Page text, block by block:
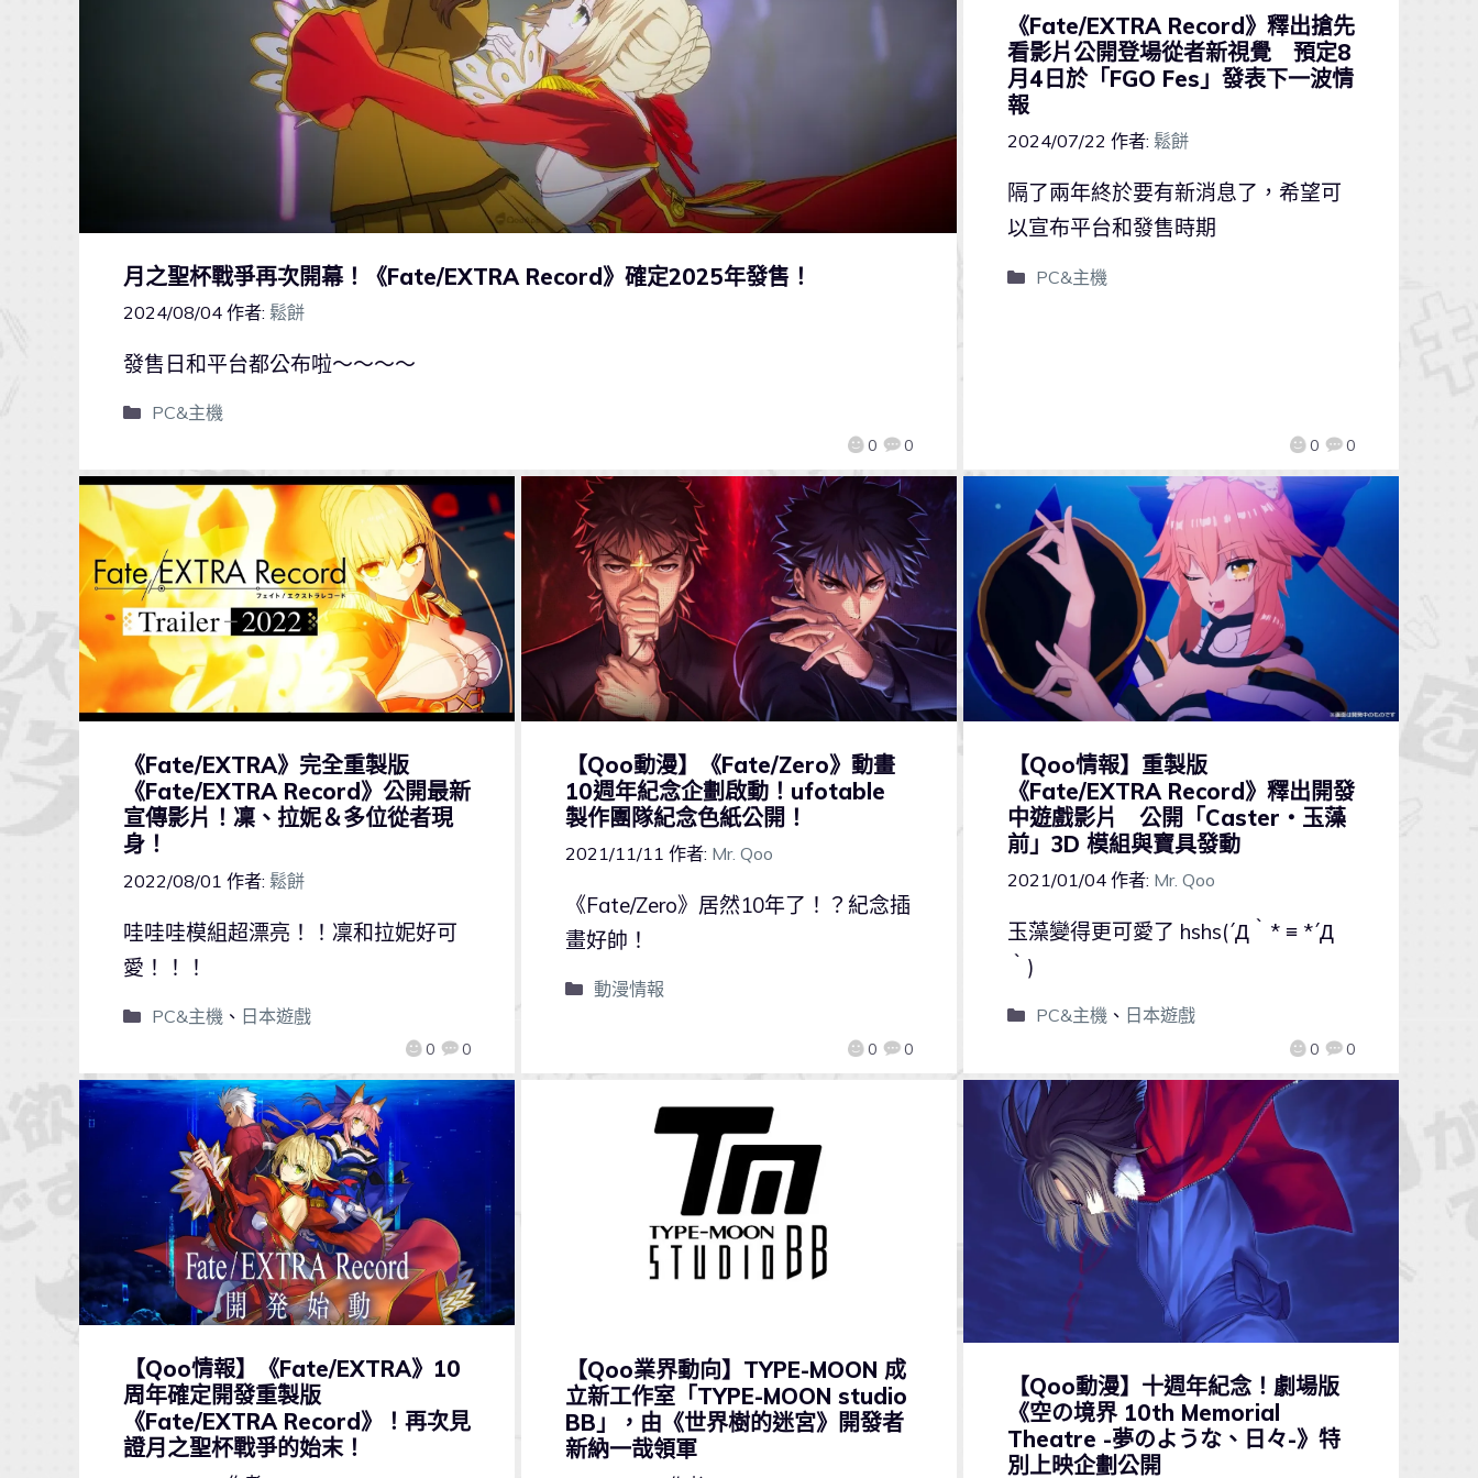
月之聖杯戰爭再次開幕！《Fate/EXTRA Record》確定2025年發售！
2024/08/04 作者: 鬆餅
0 0
發售日和平台都公布啦～～～～
PC&主機
《Fate/EXTRA Record》釋出搶先
看影片公開登場從者新視覺 預定8
月4日於「FGO Fes」發表下一波情
報
2024/07/22 作者: 鬆餅
0 0
隔了兩年終於要有新消息了，希望可
以宣布平台和發售時期
PC&主機
《Fate/EXTRA》完全重製版
《Fate/EXTRA Record》公開最新
宣傳影片！凜、拉妮＆多位從者現
身！
2022/08/01 作者: 鬆餅
0 0
哇哇哇模組超漂亮！！凜和拉妮好可
愛！！！
PC&主機 、 日本遊戲
【Qoo動漫】《Fate/Zero》動畫
10週年紀念企劃啟動！ufotable
製作團隊紀念色紙公開！
2021/11/11 作者: Mr. Qoo
0 0
《Fate/Zero》居然10年了！？紀念插
畫好帥！
動漫情報
【Qoo情報】重製版
《Fate/EXTRA Record》釋出開發
中遊戲影片 公開「Caster・玉藻
前」3D 模組與寶具發動
2021/01/04 作者: Mr. Qoo
0 0
玉藻變得更可愛了 hshs(´Д｀* ≡ *´Д
｀)
PC&主機、 日本遊戲
【Qoo情報】《Fate/EXTRA》10
周年確定開發重製版
《Fate/EXTRA Record》！再次見
證月之聖杯戰爭的始末！
【Qoo業界動向】TYPE-MOON 成
立新工作室「TYPE-MOON studio
BB」，由《世界樹的迷宮》開發者
新納一哉領軍
【Qoo動漫】十週年紀念！劇場版
《空の境界 10th Memorial
Theatre -夢のような、日々-》特
別上映企劃公開